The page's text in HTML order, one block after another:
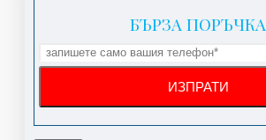
БЪРЗА ПОРЪЧКА